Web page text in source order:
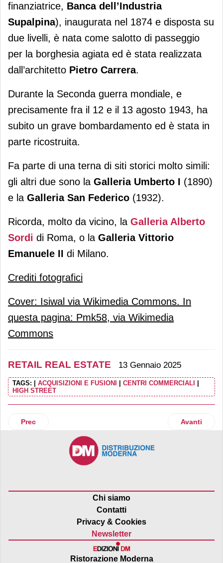
finanziatrice, Banca dell’Industria
Supalpina), inaugurata nel 1874 e disposta su
due livelli, è nata come salotto di passeggio
per la borghesia agiata ed è stata realizzata
dall’architetto Pietro Carrera.
Durante la Seconda guerra mondiale, e
precisamente fra il 12 e il 13 agosto 1943, ha
subito un grave bombardamento ed è stata in
parte ricostruita.
Fa parte di una terna di siti storici molto simili:
gli altri due sono la Galleria Umberto I (1890)
e la Galleria San Federico (1932).
Ricorda, molto da vicino, la Galleria Alberto
Sordi di Roma, o la Galleria Vittorio
Emanuele II di Milano.
Crediti fotografici
Cover: Isiwal via Wikimedia Commons. In
questa pagina: Pmk58, via Wikimedia
Commons
RETAIL REAL ESTATE 13 Gennaio 2025
TAGS: ACQUISIZIONI E FUSIONI CENTRI COMMERCIALI
HIGH STREET
Articolo precedente: Mercato immobiliare retail, +205% i
Prec Articolo
Avanti
Chi siamo
Contatti
Privacy & Cookies
Newsletter
Ristorazione Moderna